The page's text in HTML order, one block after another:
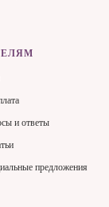
и ответы
предложения